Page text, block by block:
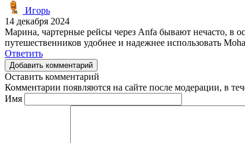
Игорь
14 декабря 2024
Марина, чартерные рейсы через Anfa бывают нечасто, в
путешественников удобнее и надежнее использовать
Ответить
Добавить комментарий
Оставить комментарий
Комментарии появляются на сайте после модерации, в
Имя